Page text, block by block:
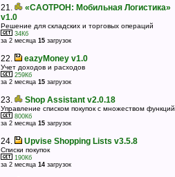
21.
«САОТРОН: Мобильная Логистика»
v1.0
Решение для складских и торговых операций
34Кб
за 2 месяца 15 загрузок
22. eazyMoney v1.0
Учет доходов и расходов
259Кб
за 2 месяца 15 загрузок
23. Shop Assistant v2.0.18
Управление списком покупок с множеством функций
800Кб
за 2 месяца 15 загрузок
24. Upvise Shopping Lists v3.5.8
Списки покупок
190Кб
за 2 месяца 14 загрузок